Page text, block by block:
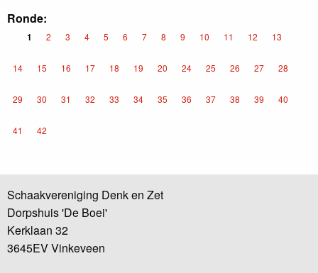
Ronde:
1 2 3 4 5 6 7 8 9 10 11 12 13
14 15 16 17 18 19 20 24 25 26 27 28
29 30 31 32 33 34 35 36 37 38 39 40
41 42
Schaakvereniging Denk en Zet
Dorpshuis 'De Boei'
Kerklaan 32
3645EV Vinkeveen